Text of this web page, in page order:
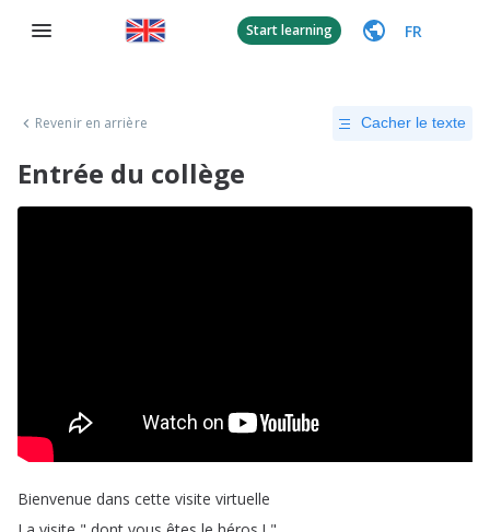
Start learning FR
Revenir en arrière Cacher le texte
Entrée du collège
Bienvenue dans cette visite virtuelle